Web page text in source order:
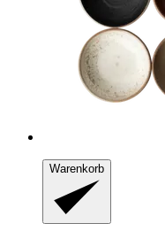
Warenkorb